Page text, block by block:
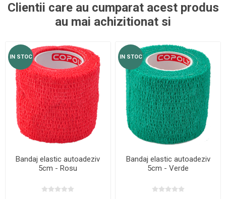
Clientii care au cumparat acest produs
au mai achizitionat si
IN STOC
Bandaj elastic autoadeziv
5cm - Rosu
IN STOC
Bandaj elastic autoadeziv
5cm - Verde